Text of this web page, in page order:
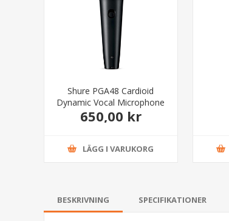
Shure PGA48 Cardioid
Dynamic Vocal Microphone
XLR-XLR
650,00 kr
LÄGG I VARUKORG
BESKRIVNING SPECIFIKATIONER